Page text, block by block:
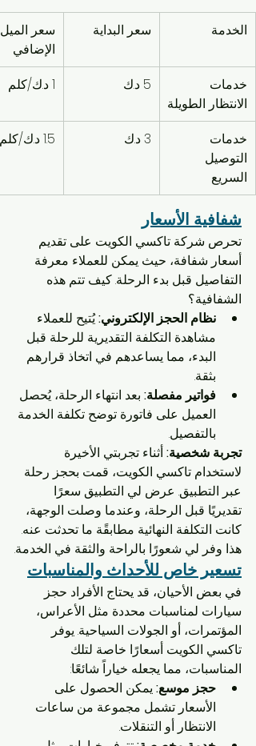
الخدمة سعر البداية
سعر
الإضافي
خدمات
الانتظار الطويلة
5 د.ك 1 د.ك/كلم
خدمات
التوصيل
السريع
3 د.ك 1.5 د.ك/كلم
شفافية الأسعار
تحرص شركة تاكسي الكويت على تقديم
أسعار شفافة، حيث يمكن للعملاء معرفة
التفاصيل قبل بدء الرحلة. كيف تتم هذه
الشفافية؟
نظام الحجز الإلكتروني: يُتيح للعملاء
مشاهدة التكلفة التقديرية للرحلة قبل
البدء، مما يساعدهم في اتخاذ قرارهم
بثقة.
فواتير مفصلة: بعد انتهاء الرحلة، يُحصل
العميل على فاتورة توضح تكلفة الخدمة
بالتفصيل.
تجربة شخصية: أثناء تجربتي الأخيرة
لاستخدام تاكسي الكويت، قمت بحجز رحلة
عبر التطبيق. عرض لي التطبيق سعرًا
تقديريًا قبل الرحلة، وعندما وصلت الوجهة،
كانت التكلفة النهائية مطابقًة ما تحدثت عنه.
هذا وفر لي شعورًا بالراحة والثقة في الخدمة.
تسعير خاص للأحداث والمناسبات
في بعض الأحيان، قد يحتاج الأفراد حجز
سيارات لمناسبات محددة مثل الأعراس،
المؤتمرات، أو الجولات السياحية. يوفر
تاكسي الكويت أسعارًا خاصة لتلك
المناسبات، مما يجعله خياراً شائعًا:
حجز موسع: يمكن الحصول على
الأسعار تشمل مجموعة من ساعات
الانتظار أو التنقلات.